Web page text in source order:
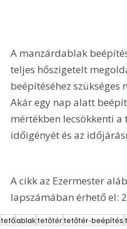
A manzárdablak
teljes hőszigetelt
beépítéséhez
Akár egy nap alatt
mértékben lecsökkenti
időigényét és az
A cikk az Ezermester
lapszámában érhető el:
tetőablaktetőtértetőtér-beépítés